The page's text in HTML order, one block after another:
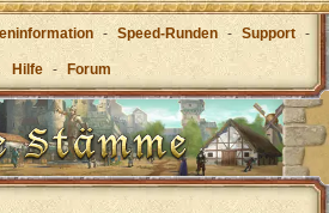
- Speed-Runden - Support -
Hilfe - Forum